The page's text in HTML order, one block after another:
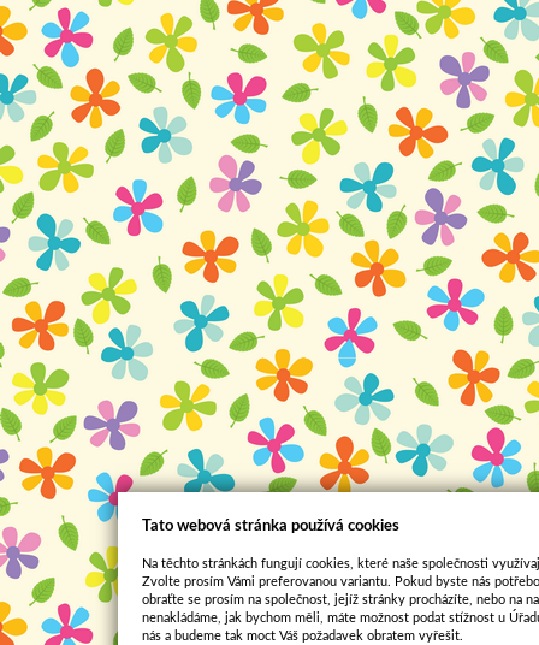
Tato webová stránka používá cookies
Na těchto stránkách fungují cookies, které naše společnosti
Zvolte prosím Vámi preferovanou variantu. Pokud byste nás
obraťte se prosím na společnost, jejíž stránky procházíte, nebo na
nenakládáme, jak bychom měli, máte možnost podat stížnost u
nás a budeme tak moct Váš požadavek obratem vyřešit.